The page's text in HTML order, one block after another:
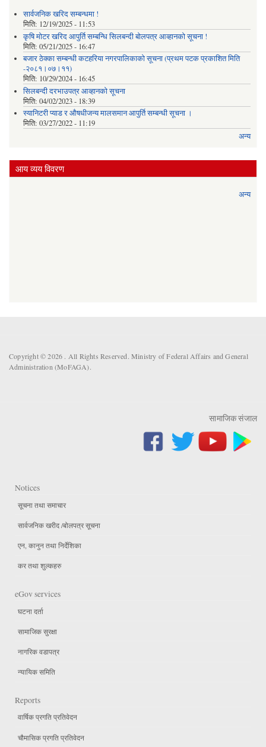
सार्वजनिक खरिद सम्बन्धमा !
मिति: 12/19/2025 - 11:53
कृषि मोटर खरिद आपुर्ति सम्बन्धि सिलबन्दी बोलपत्र आव्हानको सूचना !
मिति: 05/21/2025 - 16:47
बजार ठेक्का सम्बन्धी कटहरिया नगरपालिकाको सूचना (प्रथम पटक प्रकाशित मिति
-२०८१।०७।११)
मिति: 10/29/2024 - 16:45
सिलबन्दी दरभाउपत्र आव्हानको सूचना
मिति: 04/02/2023 - 18:39
स्यानिटरी प्याड र ‌औषधीजन्य मालसमान आपुर्ति सम्बन्धी सूचना ।
मिति: 03/27/2022 - 11:19
अन्य
आय व्यय विवरण
अन्य
Copyright © 2026 . All Rights Reserved. Ministry of Federal Affairs and General
Administration (MoFAGA).
सामाजिक संजाल
Notices
सूचना तथा समाचार
सार्वजनिक खरीद /बोलपत्र सूचना
एन, कानुन तथा निर्देशिका
कर तथा शुल्कहरु
eGov services
घटना दर्ता
सामाजिक सुरक्षा
नागरिक वडापत्र
न्यायिक समिति
Reports
वार्षिक प्रगति प्रतिवेदन
चौमासिक प्रगति प्रतिवेदन